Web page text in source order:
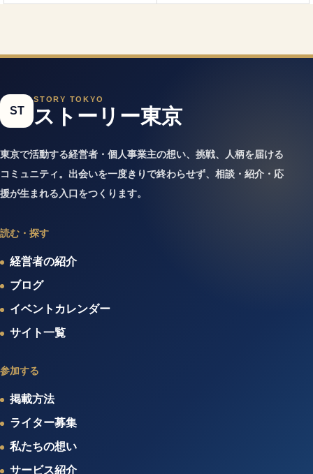
テ
ST
STORY TOKYO
ストーリー東京
東京で活動する経営者・個人事業主の想い、挑戦、人柄を届ける
コミュニティ。出会いを一度きりで終わらせず、相談・紹介・応
援が生まれる入口をつくります。
読む・探す
経営者の紹介
ブログ
イベントカレンダー
サイト一覧
参加する
掲載方法
ライター募集
私たちの想い
サービス紹介